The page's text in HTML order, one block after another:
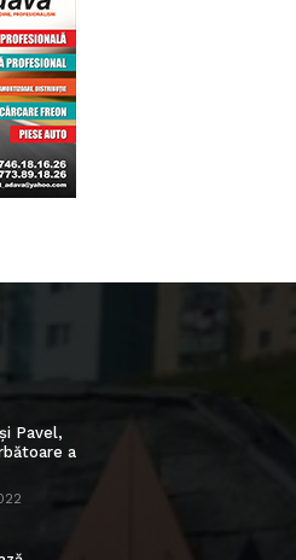
Pavel,
a